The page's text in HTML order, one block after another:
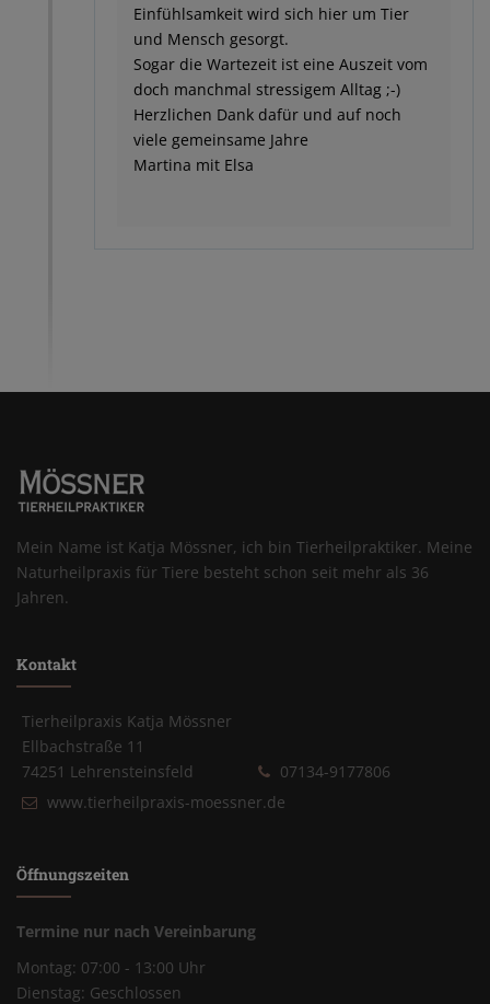
Einfühlsamkeit wird sich hier um Tier
und Mensch gesorgt.
Sogar die Wartezeit ist eine Auszeit vom
doch manchmal stressigem Alltag ;-)
Herzlichen Dank dafür und auf noch
viele gemeinsame Jahre
Martina mit Elsa
Mein Name ist Katja Mössner, ich bin Tierheilpraktiker. Meine
Naturheilpraxis für Tiere besteht schon seit mehr als 36
Jahren.
Kontakt
Tierheilpraxis Katja Mössner
Ellbachstraße 11
74251 Lehrensteinsfeld
07134-9177806
www.tierheilpraxis-moessner.de
Öffnungszeiten
Termine nur nach Vereinbarung
Montag: 07:00 - 13:00 Uhr
Dienstag: Geschlossen